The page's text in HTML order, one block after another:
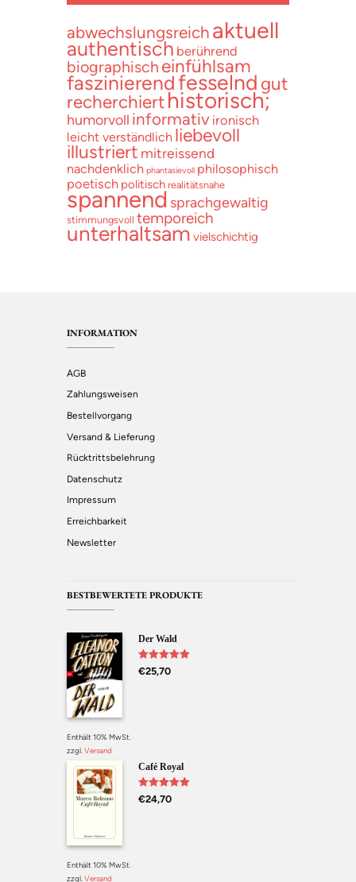
abwechslungsreich aktuell
authentisch berührend
biographisch einfühlsam
faszinierendfesselnd gut
recherchierthistorisch;
humorvoll informativ ironisch
leicht verständlich liebevoll
illustriert mitreissend
nachdenklich phantasievoll philosophisch
poetisch politisch realitätsnahe
spannend sprachgewaltig
stimmungsvoll temporeich
unterhaltsam vielschichtig
INFORMATION
AGB
Zahlungsweisen
Bestellvorgang
Versand & Lieferung
Rücktrittsbelehrung
Datenschutz
Impressum
Erreichbarkeit
Newsletter
BESTBEWERTETE PRODUKTE
Der Wald
Bewertet mit
5.00 von 5
€25,70
Enthält 10% MwSt.
zzgl.Versand
Café Royal
Bewertet mit
5.00
von 5
€24,70
Enthält 10% MwSt.
zzgl.Versand